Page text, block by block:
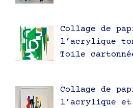
Collage de
l’acrylique
Toile
Collage de
l’acrylique et